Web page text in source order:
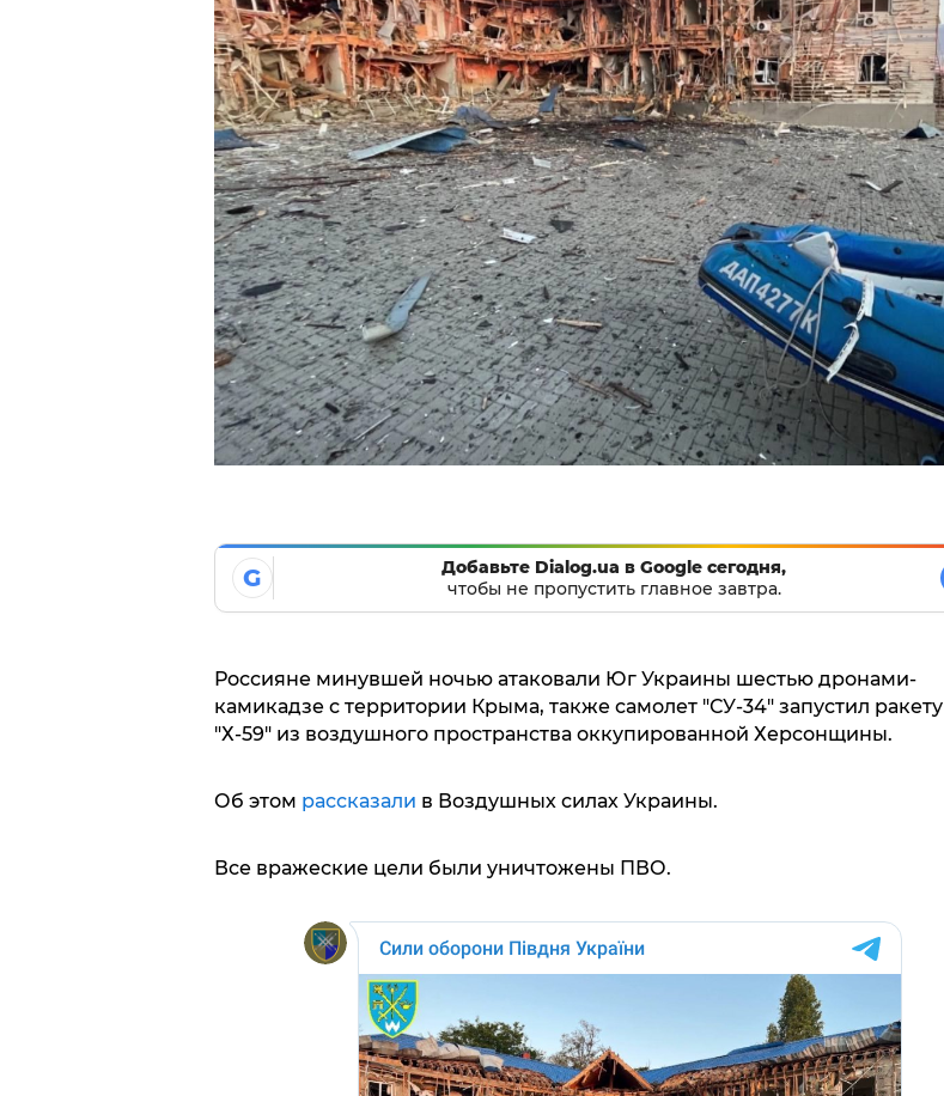
G
Добавьте Dialog.ua в Google сегодня,
чтобы не пропустить главное завтра.
Россияне минувшей ночью атаковали Юг Украины шестью дронами-
камикадзе с территории Крыма, также самолет "СУ-34" запустил ракету
"Х-59" из воздушного пространства оккупированной Херсонщины.
Об этом рассказали в Воздушных силах Украины.
Все вражеские цели были уничтожены ПВО.